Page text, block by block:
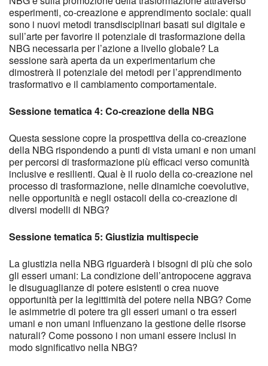
esperimenti, co-creazione e apprendimento sociale: quali
sono i nuovi metodi transdisciplinari basati sul digitale e
sull’arte per favorire il potenziale di trasformazione della
NBG necessaria per l’azione a livello globale? La
sessione sarà aperta da un experimentarium che
dimostrerà il potenziale dei metodi per l’apprendimento
trasformativo e il cambiamento comportamentale.
Sessione tematica 4: Co-creazione della NBG
Questa sessione copre la prospettiva della co-creazione
della NBG rispondendo a punti di vista umani e non umani
per percorsi di trasformazione più efficaci verso comunità
inclusive e resilienti. Qual è il ruolo della co-creazione nel
processo di trasformazione, nelle dinamiche coevolutive,
nelle opportunità e negli ostacoli della co-creazione di
diversi modelli di NBG?
Sessione tematica 5: Giustizia multispecie
La giustizia nella NBG riguarderà i bisogni di più che solo
gli esseri umani: La condizione dell’antropocene aggrava
le disuguaglianze di potere esistenti o crea nuove
opportunità per la legittimità del potere nella NBG? Come
le asimmetrie di potere tra gli esseri umani o tra esseri
umani e non umani influenzano la gestione delle risorse
naturali? Come possono i non umani essere inclusi in
modo significativo nella NBG?